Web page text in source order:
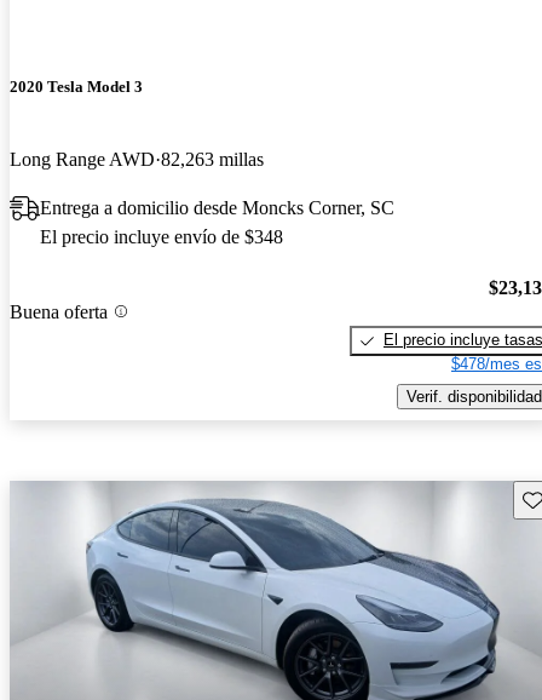
2020 Tesla Model 3
Long Range AWD 82,263 millas
Entrega a domicilio desde Moncks Corner, SC
El precio incluye envío de $348
Buena oferta
El precio incluye tasas
$478/mes
Verif. disponibilidad